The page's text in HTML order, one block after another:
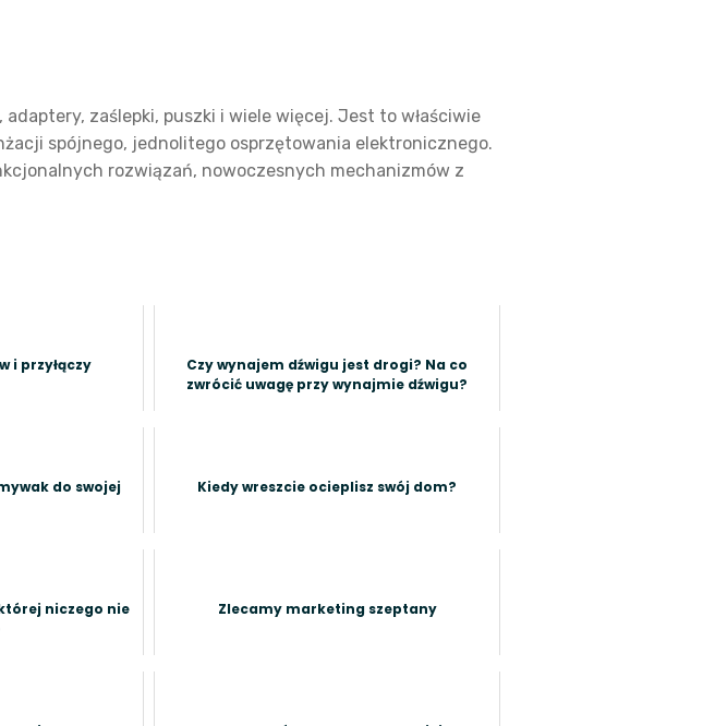
zaślepki, puszki i wiele więcej. Jest to właściwie
spójnego, jednolitego osprzętowania elektronicznego.
rozwiązań, nowoczesnych mechanizmów z
i przyłączy
Czy wynajem dźwigu jest drogi? Na co
zwrócić uwagę przy wynajmie dźwigu?
do swojej
Kiedy wreszcie ocieplisz swój dom?
niczego nie
Zlecamy marketing szeptany